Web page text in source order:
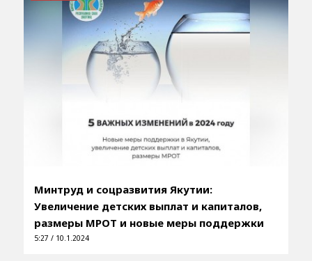
Минтруд и соцразвития Якутии:
Увеличение детских выплат и капиталов,
размеры МРОТ и новые меры поддержки
5:27 / 10.1.2024